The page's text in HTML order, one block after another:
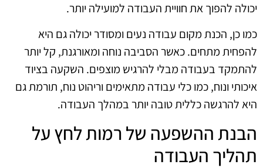
יכולה להפוך את חוויית העבודה למועילה יותר.
כמו כן, הכנת מקום עבודה נעים ומסודר יכולה גם היא
להפחית מתחים. כאשר הסביבה נוחה ומאורגנת, קל יותר
להתמקד בעבודה מבלי להרגיש מוצפים. השקעה בציוד
איכותי ונוח, כמו כלי עבודה מתאימים וריהוט נוח, תורמת גם
היא להרגשה כללית טובה יותר במהלך העבודה.
הבנת ההשפעה של רמות לחץ על
תהליך העבודה